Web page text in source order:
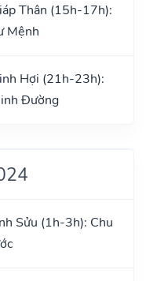
Thân (15h-17h):
Mệnh
Hợi (21h-23h):
Đường
Sửu (1h-3h): Chu